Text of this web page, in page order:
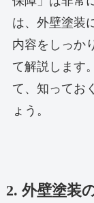
は、外壁塗装
内容をしっか
て解説します
て、知ってお
ょう。
2. 外壁塗装